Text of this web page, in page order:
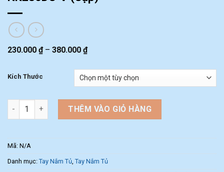
230.000 ₫– 380.000 ₫
Kích Thước
Tay cầm cửa tủ bán nguyệt màu vàng NK286DC-V (Cặp) số
THÊM VÀO GIỎ HÀNG
Mã: N/A
Danh mục: Tay Nắm Tủ Tay Nắm Tủ